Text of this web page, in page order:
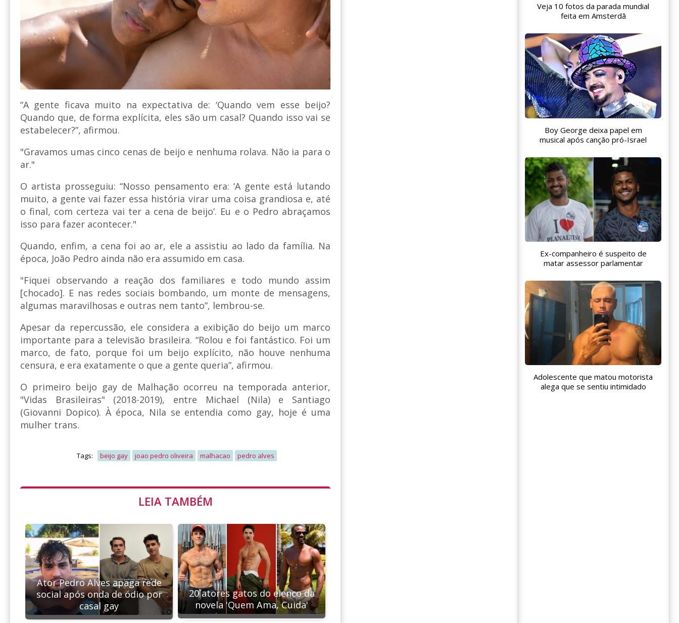
“A gente ficava muito na expectativa de: ‘Quando vem esse beijo?
Quando que, de forma explícita, eles são um casal? Quando isso vai se
estabelecer?”, afirmou.
"Gravamos umas cinco cenas de beijo e nenhuma rolava. Não ia para o
ar."
O artista prosseguiu: “Nosso pensamento era: ‘A gente está lutando
muito, a gente vai fazer essa história virar uma coisa grandiosa e, até
o final, com certeza vai ter a cena de beijo’. Eu e o Pedro abraçamos
isso para fazer acontecer."
Quando, enfim, a cena foi ao ar, ele a assistiu ao lado da família. Na
época, João Pedro ainda não era assumido em casa.
"Fiquei observando a reação dos familiares e todo mundo assim
[chocado]. E nas redes sociais bombando, um monte de mensagens,
algumas maravilhosas e outras nem tanto”, lembrou-se.
Apesar da repercussão, ele considera a exibição do beijo um marco
importante para a televisão brasileira. “Rolou e foi fantástico. Foi um
marco, de fato, porque foi um beijo explícito, não houve nenhuma
censura, e era exatamente o que a gente queria”, afirmou.
O primeiro beijo gay de Malhação ocorreu na temporada anterior,
"Vidas Brasileiras" (2018-2019), entre Michael (Nila) e Santiago
(Giovanni Dopico). À época, Nila se entendia como gay, hoje é uma
mulher trans.
Tags: beijo gay joao pedro oliveira malhacao pedro alves
LEIA TAMBÉM
Ator Pedro Alves apaga rede
social após onda de ódio por
casal gay
20 atores gatos do elenco da
novela 'Quem Ama, Cuida'
Veja 10 fotos da parada mundial
feita em Amsterdã
Boy George deixa papel em
musical após canção pró-Israel
Ex-companheiro é suspeito de
matar assessor parlamentar
Adolescente que matou motorista
alega que se sentiu intimidado